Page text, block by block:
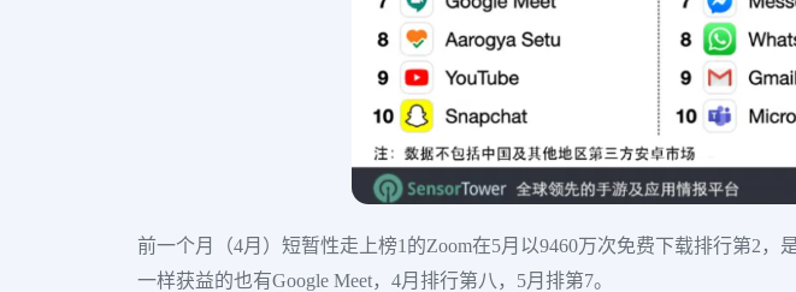
前一个月（4月）短暂性走上榜1的Zoom在5月以9460万次免费下载排行第2
一样获益的也有Google Meet，4月排行第八，5月排第7。